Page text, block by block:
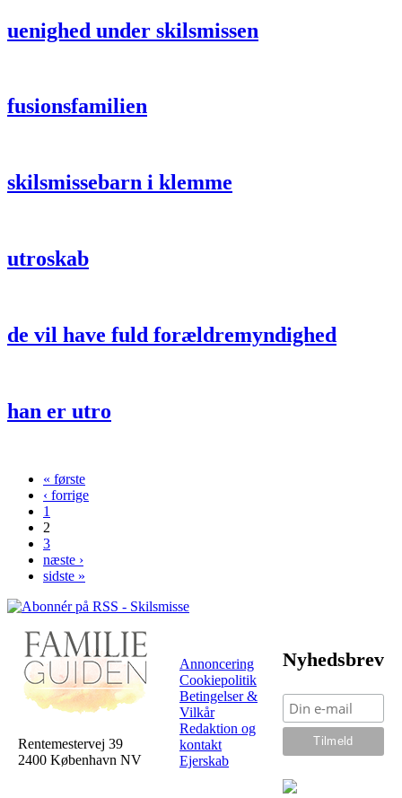
uenighed under skilsmissen
fusionsfamilien
skilsmissebarn i klemme
utroskab
de vil have fuld forældremyndighed
han er utro
Sider« første
‹ forrige
1
2
3
næste ›
sidste »
Rentemestervej 39
2400 København NV
Annoncering
Cookiepolitik
Betingelser &
Vilkår
Redaktion og
kontakt
Ejerskab
Nyhedsbrev